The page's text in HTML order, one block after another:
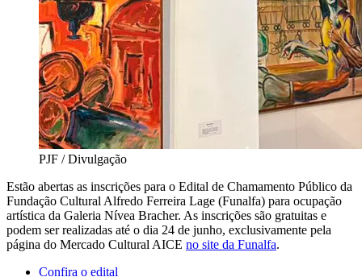
PJF / Divulgação
Estão abertas as inscrições para o Edital de Chamamento Público da
Fundação Cultural Alfredo Ferreira Lage (Funalfa) para ocupação
artística da Galeria Nívea Bracher. As inscrições são gratuitas e
podem ser realizadas até o dia 24 de junho, exclusivamente pela
página do Mercado Cultural AICE no site da Funalfa.
Confira o edital